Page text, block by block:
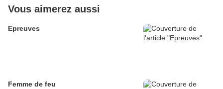
Vous aimerez aussi
Epreuves
Femme de feu